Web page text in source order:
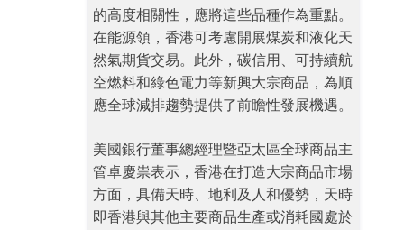
的高度相關性，應將這些品種作為重點。
在能源領，香港可考慮開展煤炭和液化天
然氣期貨交易。此外，碳信用、可持續航
空燃料和綠色電力等新興大宗商品，為順
應全球減排趨勢提供了前瞻性發展機遇。
美國銀行董事總經理暨亞太區全球商品主
管卓慶祟表示，香港在打造大宗商品市場
方面，具備天時、地利及人和優勢，天時
即香港與其他主要商品生產或消耗國處於